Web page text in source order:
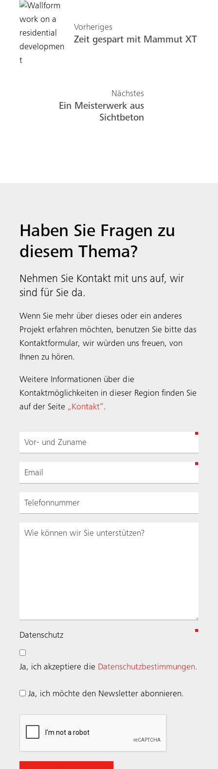
Vorheriges
Zeit gespart mit Mammut XT
Nächstes
Ein Meisterwerk aus
Sichtbeton
Haben Sie Fragen zu
diesem Thema?
Nehmen Sie Kontakt mit uns auf, wir
sind für Sie da.
Wenn Sie mehr über dieses oder ein anderes
Projekt erfahren möchten, benutzen Sie bitte das
Kontaktformular, wir würden uns freuen, von
Ihnen zu hören.
Weitere Informationen über die
Kontaktmöglichkeiten in dieser Region finden Sie
auf der Seite „Kontakt“.
Datenschutz
e
u
r
e
Ja, ich akzeptiere die Datenschutzbestimmungen.
Ja, ich möchte den Newsletter abonnieren.